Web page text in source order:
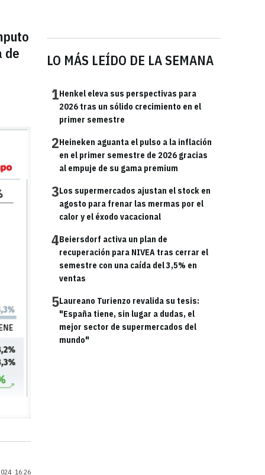
de
LO MÁS LEÍDO DE LA SEMANA
1Henkel eleva sus perspectivas para
2026 tras un sólido crecimiento en el
primer semestre
2Heineken aguanta el pulso a la inflación
en el primer semestre de 2026 gracias
al empuje de su gama premium
3Los supermercados ajustan el stock en
agosto para frenar las mermas por el
calor y el éxodo vacacional
4Beiersdorf activa un plan de
recuperación para NIVEA tras cerrar el
semestre con una caída del 3,5% en
ventas
5Laureano Turienzo revalida su tesis:
"España tiene, sin lugar a dudas, el
mejor sector de supermercados del
mundo"
·16:26